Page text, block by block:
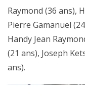
Raymond (36 ans),
Pierre Gamanuel
Handy Jean
(21 ans), Joseph
ans).